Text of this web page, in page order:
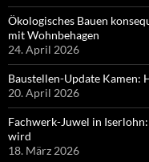
Ökologisches Bauen
mit Wohnbehagen
24. April 2026
Baustellen-Update Kamen:
20. April 2026
Fachwerk-Juwel in
wird
18. März 2026